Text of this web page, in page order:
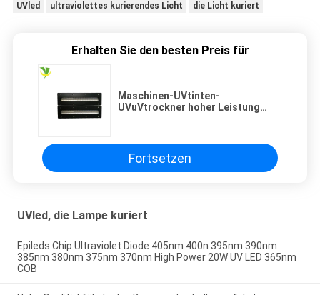
UVled ultraviolettes kurierendes Licht die Licht kuriert
Erhalten Sie den besten Preis für
Maschinen-UVtinten-
UVuVtrockner hoher Leistung
Kühler der Druckmaschine
Fortsetzen
UVled, die Lampe kuriert
Epileds Chip Ultraviolet Diode 405nm 400n 395nm 390nm
385nm 380nm 375nm 370nm High Power 20W UV LED 365nm
COB